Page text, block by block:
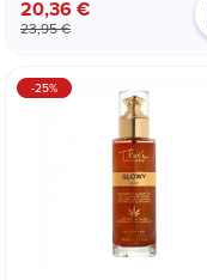
20,36 €
23,95 €
-25%